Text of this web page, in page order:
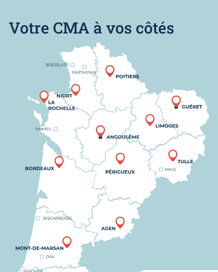
Votre CMA à vos côtés